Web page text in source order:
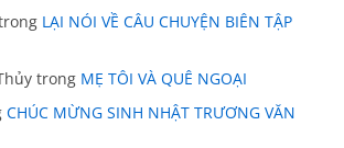
LẠI NÓI VỀ CÂU CHUYỆN BIÊN TẬP
trong MẸ TÔI VÀ QUÊ NGOẠI
CHÚC MỪNG SINH NHẬT TRƯƠNG VĂN